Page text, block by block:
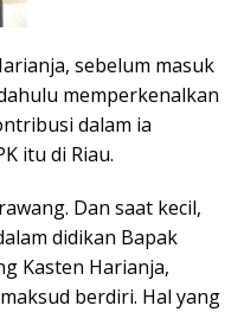
sebelum masuk
memperkenalkan
dalam ia
itu di Riau.
Dan saat kecil,
didikan Bapak
Kasten Harianja,
berdiri. Hal yang